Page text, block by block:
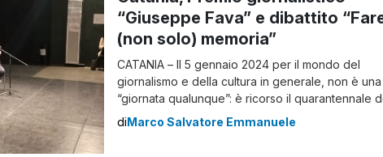
“Giuseppe Fava” e dibattito
(non solo) memoria”
CATANIA – Il 5 gennaio 2024 per il mondo del
giornalismo e della cultura in generale, non è una
“giornata qualunque”: è ricorso il quarantennale
morte di Giuseppe Fava, giornalista, scrittore e
diMarco Salvatore Emmanuele